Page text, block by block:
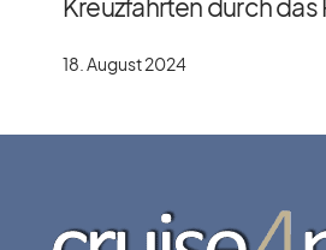
18. August 2024